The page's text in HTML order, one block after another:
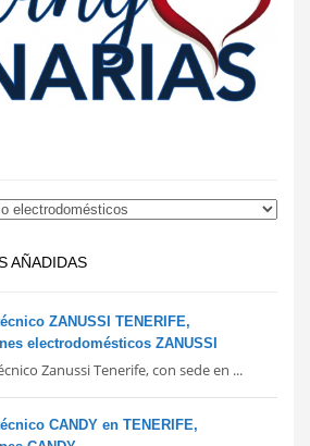
AÑADIDAS
ZANUSSI TENERIFE,
electrodomésticos ZANUSSI
Zanussi Tenerife, con sede en ...
CANDY en TENERIFE,